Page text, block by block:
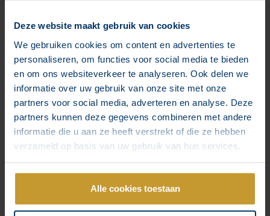
Deze website maakt gebruik van cookies
We gebruiken cookies om content en advertenties te
personaliseren, om functies voor social media te bieden
en om ons websiteverkeer te analyseren. Ook delen we
informatie over uw gebruik van onze site met onze
partners voor social media, adverteren en analyse. Deze
partners kunnen deze gegevens combineren met andere
informatie die u aan ze heeft verstrekt of die ze hebben
verzameld op basis van uw gebruik van hun services.
Alle cookies toestaan
nieuwe jaar.
Google Search Console:
gebruik jij deze handige tool
al?!